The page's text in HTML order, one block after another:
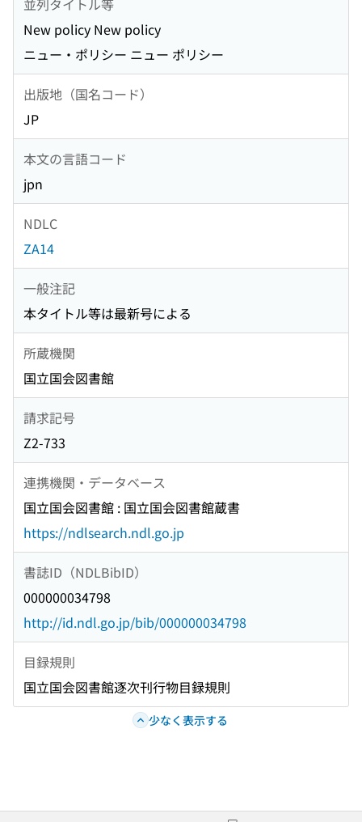
New policy New policy
ニュー・ポリシー ニュー ポリシー
出版地（国名コード）
JP
本文の言語コード
jpn
NDLC
ZA14
一般注記
本タイトル等は最新号による
所蔵機関
国立国会図書館
請求記号
Z2-733
連携機関・データベース
国立国会図書館 : 国立国会図書館蔵書
https://ndlsearch.ndl.go.jp
書誌ID（NDLBibID）
000000034798
http://id.ndl.go.jp/bib/000000034798
目録規則
国立国会図書館逐次刊行物目録規則
少なく表示する